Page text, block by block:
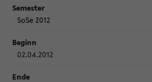
SoSe 2012
02.04.2012